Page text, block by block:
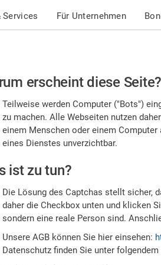
Services Für Unternehmen
erscheint diese Seite?
Teilweise werden Computer ("Bots")
zu machen. Alle Webseiten nutzen
einem Menschen oder einem
eines Dienstes unverzichtbar.
ist zu tun?
Die Lösung des Captchas stellt sicher,
daher die Checkbox unten und klicken
sondern eine reale Person sind.
Unsere AGB können Sie hier einsehen:
Datenschutz finden Sie unter folgendem